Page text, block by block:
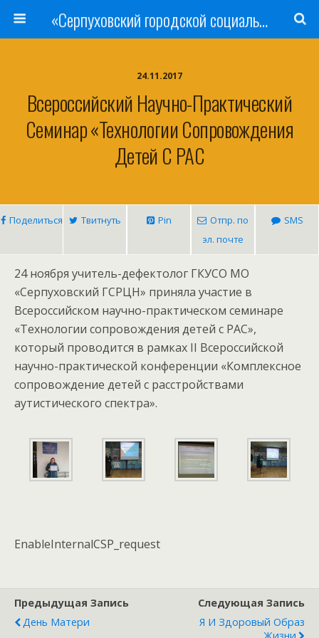
«Серпуховский городской социально-реабилитационный Центр для несовершеннолетних»
24.11.2017
Всероссийский Научно-Практический
Семинар «Технологии Сопровождения
Детей С РАС
Поделиться Твитнуть Pin
Отпр. по
эл. почте
SMS
24 ноября учитель-дефектолог ГКУСО МО
«Серпуховский ГСРЦН» приняла участие в
Всероссийском научно-практическом семинаре
«Технологии сопровождения детей с РАС»,
который проводится в рамках II Всероссийской
научно-практической конференции «Комплексное
сопровождение детей с расстройствами
аутистического спектра».
EnableInternalCSP_request
Предыдущая Запись
День Матери
Следующая Запись
Я И Здоровый Образ